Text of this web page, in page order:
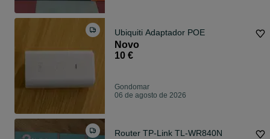
Ubiquiti Adaptador POE
Novo
10 €
Gondomar
06 de agosto de 2026
Router TP-Link TL-WR840N